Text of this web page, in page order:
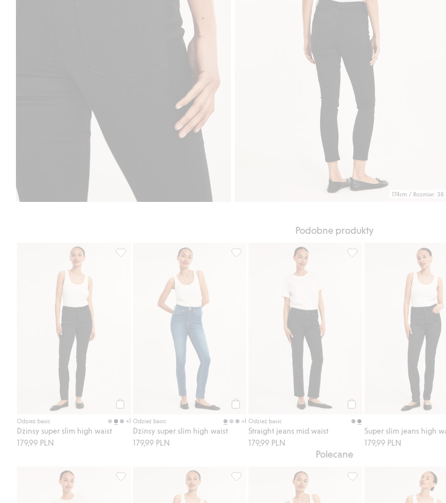
174cm / Rozmiar: 38
Podobne produkty
Odzież basic +1
Dżinsy super slim high waist
179,99 PLN
Dżinsy super slim high waist, Dodaj do listy ulubione
Odzież basic +1
Dżinsy super slim high waist
179,99 PLN
Dżinsy super slim high waist, Dodaj do listy ulubione
Odzież basic
Straight jeans mid waist
179,99 PLN
Straight jeans mid waist,
179,99 PLN
Polecane
Straight jeans mid waist short leg, Dodaj do listy ulubioneDżinsy super slim high waist, Dodaj do listy ulubione
Dżinsy super slim high